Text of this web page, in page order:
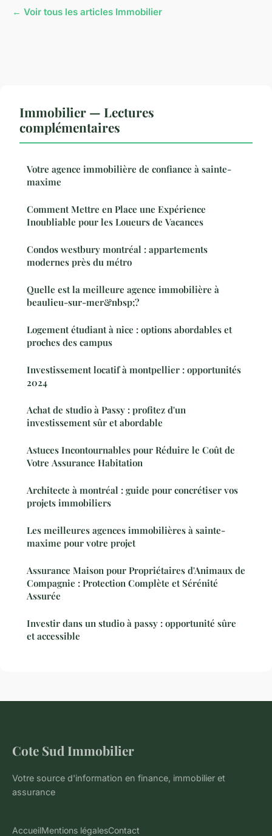
← Voir tous les articles Immobilier
Immobilier — Lectures
complémentaires
Votre agence immobilière de confiance à sainte-
maxime
Comment Mettre en Place une Expérience
Inoubliable pour les Loueurs de Vacances
Condos westbury montréal : appartements
modernes près du métro
Quelle est la meilleure agence immobilière à
beaulieu-sur-mer&nbsp;?
Logement étudiant à nice : options abordables et
proches des campus
Investissement locatif à montpellier : opportunités
2024
Achat de studio à Passy : profitez d'un
investissement sûr et abordable
Astuces Incontournables pour Réduire le Coût de
Votre Assurance Habitation
Architecte à montréal : guide pour concrétiser vos
projets immobiliers
Les meilleures agences immobilières à sainte-
maxime pour votre projet
Assurance Maison pour Propriétaires d'Animaux de
Compagnie : Protection Complète et Sérénité
Assurée
Investir dans un studio à passy : opportunité sûre
et accessible
Cote Sud Immobilier
Votre source d'information en finance, immobilier et
assurance
AccueilMentions légalesContact